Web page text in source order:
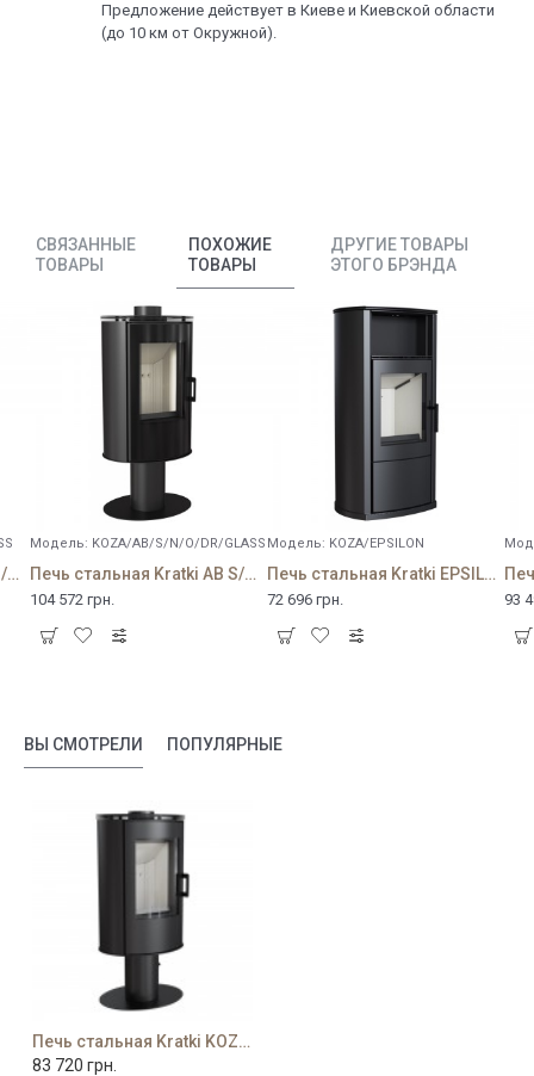
Предложение действует в Киеве и Киевской области
(до 10 км от Окружной).
СВЯЗАННЫЕ
ТОВАРЫ
ПОХОЖИЕ
ТОВАРЫ
ДРУГИЕ ТОВАРЫ
ЭТОГО БРЭНДА
Печь стальная Kratki AB S/N/DR GLASS
Модель: KOZA/AB/S/N/O/DR/GLASS
Печь стальная Kratki AB S/N/O/DR GLASS
104 572 грн.
Модель: KOZA/EPSILON
Печь стальная Kratki EPSILON
72 696 грн. 93
ВЫ СМОТРЕЛИ ПОПУЛЯРНЫЕ
Печь стальная Kratki KOZA/AB/S/N/O/DR
83 720 грн.